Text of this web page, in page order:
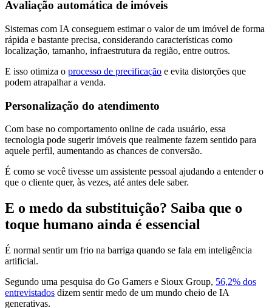
Avaliação automática de imóveis
Sistemas com IA conseguem estimar o valor de um imóvel de forma
rápida e bastante precisa, considerando características como
localização, tamanho, infraestrutura da região, entre outros.
E isso otimiza o processo de precificação e evita distorções que
podem atrapalhar a venda.
Personalização do atendimento
Com base no comportamento online de cada usuário, essa
tecnologia pode sugerir imóveis que realmente fazem sentido para
aquele perfil, aumentando as chances de conversão.
É como se você tivesse um assistente pessoal ajudando a entender o
que o cliente quer, às vezes, até antes dele saber.
E o medo da substituição? Saiba que o
toque humano ainda é essencial
É normal sentir um frio na barriga quando se fala em inteligência
artificial.
Segundo uma pesquisa do Go Gamers e Sioux Group, 56,2% dos
entrevistados dizem sentir medo de um mundo cheio de IA
generativas.